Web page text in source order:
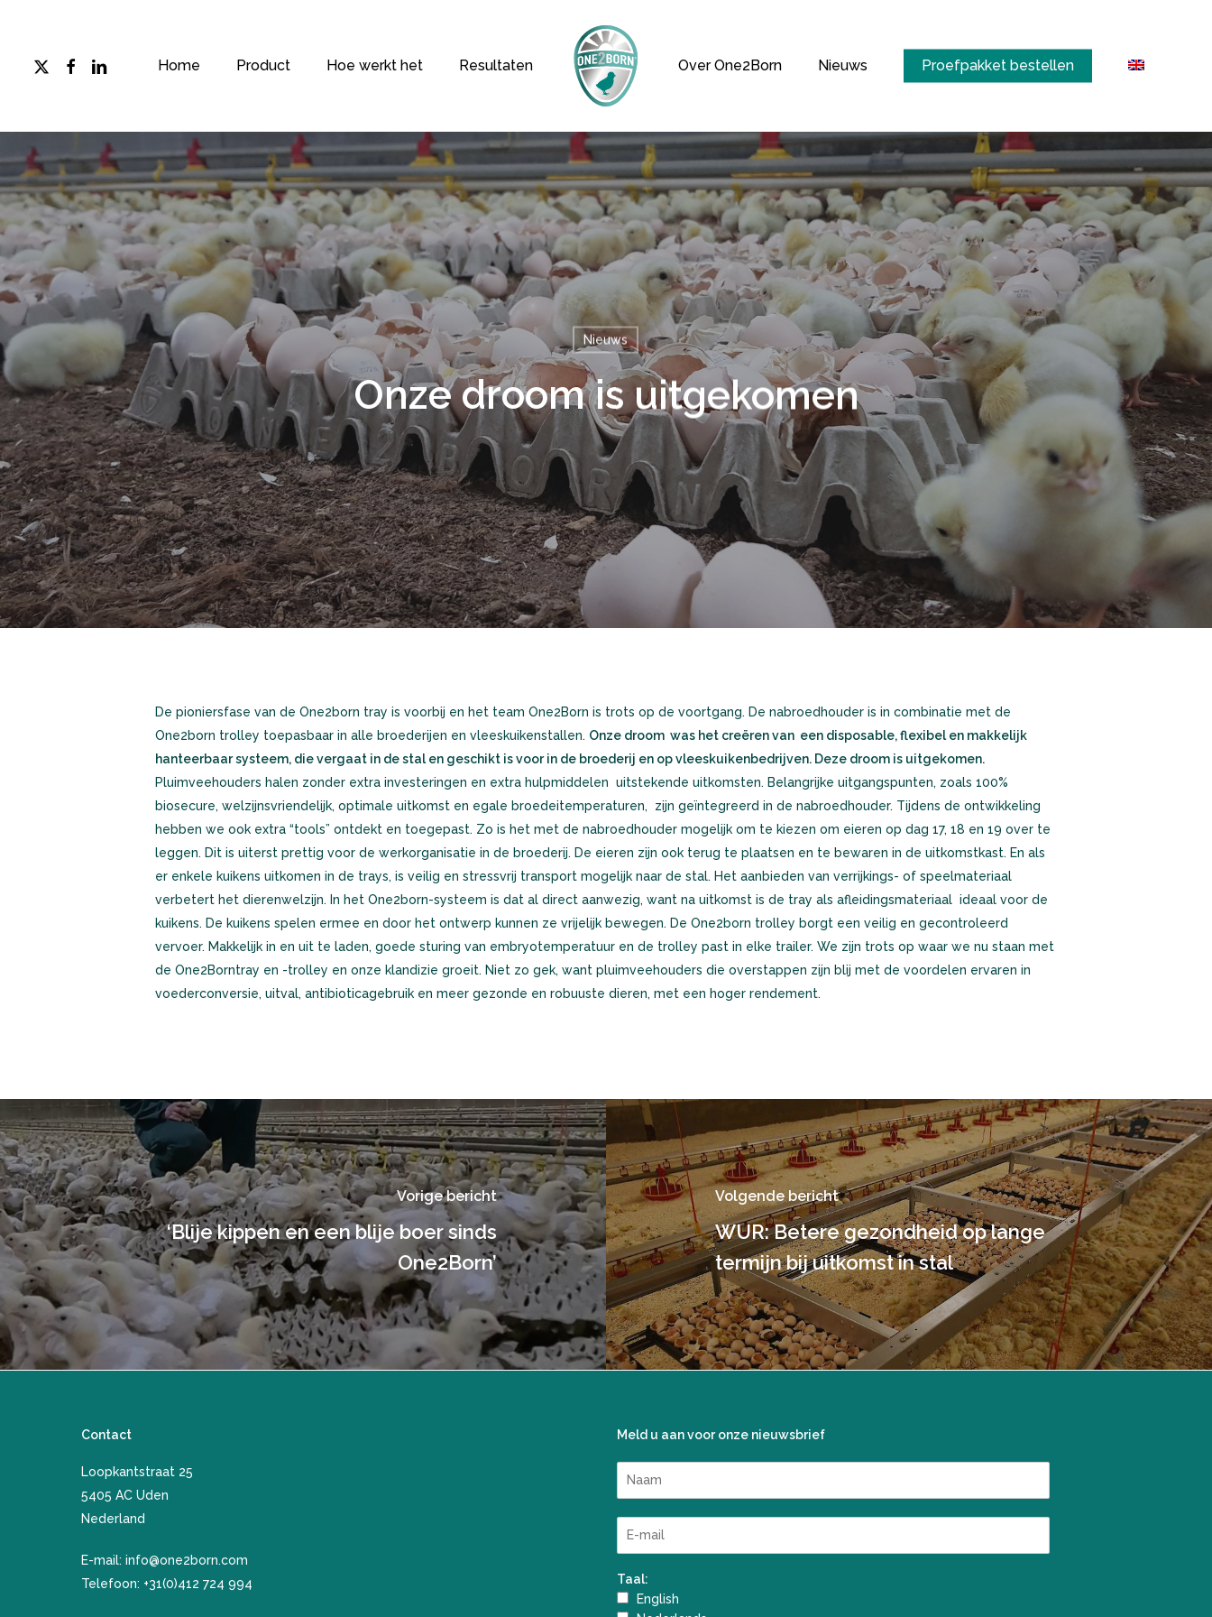
Home Product Hoe werkt het Resultaten Over One2Born Nieuws Proefpakket bestellen
x-
twitter
facebook
linkedin
Nieuws
Onze droom is uitgekomen
De pioniersfase van de One2born tray is voorbij en het team One2Born is trots op de voortgang. De nabroedhouder is in combinatie met de
One2born trolley toepasbaar in alle broederijen en vleeskuikenstallen. Onze droom was het creëren van een disposable, flexibel en makkelijk
hanteerbaar systeem, die vergaat in de stal en geschikt is voor in de broederij en op vleeskuikenbedrijven. Deze droom is uitgekomen.
Pluimveehouders halen zonder extra investeringen en extra hulpmiddelen uitstekende uitkomsten. Belangrijke uitgangspunten, zoals 100%
biosecure, welzijnsvriendelijk, optimale uitkomst en egale broedeitemperaturen, zijn geïntegreerd in de nabroedhouder. Tijdens de ontwikkeling
hebben we ook extra “tools” ontdekt en toegepast. Zo is het met de nabroedhouder mogelijk om te kiezen om eieren op dag 17, 18 en 19 over te
leggen. Dit is uiterst prettig voor de werkorganisatie in de broederij. De eieren zijn ook terug te plaatsen en te bewaren in de uitkomstkast. En als
er enkele kuikens uitkomen in de trays, is veilig en stressvrij transport mogelijk naar de stal. Het aanbieden van verrijkings- of speelmateriaal
verbetert het dierenwelzijn. In het One2born-systeem is dat al direct aanwezig, want na uitkomst is de tray als afleidingsmateriaal ideaal voor de
kuikens. De kuikens spelen ermee en door het ontwerp kunnen ze vrijelijk bewegen. De One2born trolley borgt een veilig en gecontroleerd
vervoer. Makkelijk in en uit te laden, goede sturing van embryotemperatuur en de trolley past in elke trailer. We zijn trots op waar we nu staan met
de One2Borntray en -trolley en onze klandizie groeit. Niet zo gek, want pluimveehouders die overstappen zijn blij met de voordelen ervaren in
voederconversie, uitval, antibioticagebruik en meer gezonde en robuuste dieren, met een hoger rendement.
Vorige bericht
‘Blije kippen en een blije boer sinds
One2Born’
Volgende bericht
WUR: Betere gezondheid op lange
termijn bij uitkomst in stal
Contact
Loopkantstraat 25
​5405 AC Uden
Nederland
E-mail: info@one2born.com
Telefoon: +31(0)412 724 994
Meld u aan voor onze nieuwsbrief
Taal:
English